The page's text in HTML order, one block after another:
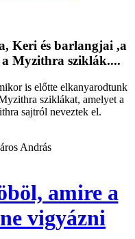
Keri és barlangjai ,a
a Myzithra sziklák....
is előtte elkanyarodtunk
sziklákat, amelyet a
sajtról neveztek el.
András
amire a
vigyázni